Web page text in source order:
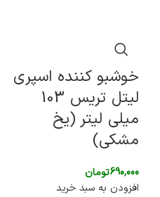
خوشبو کننده اسپری
لیتل تریس 103
میلی لیتر (یخ
مشکی)
690,000تومان
افزودن به سبد خرید